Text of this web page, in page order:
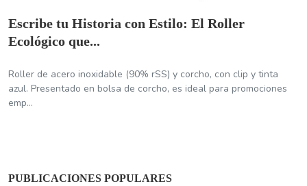
Escribe tu Historia con Estilo: El Roller
Ecológico que...
Roller de acero inoxidable (90% rSS) y corcho, con clip y tinta
azul. Presentado en bolsa de corcho, es ideal para promociones
emp...
PUBLICACIONES POPULARES